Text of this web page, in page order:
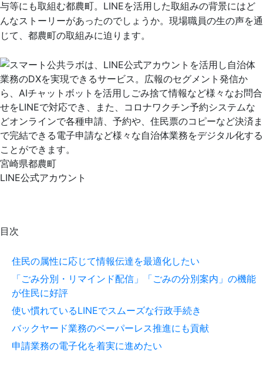
与等にも取組む都農町。LINEを活用した取組みの背景にはど
んなストーリーがあったのでしょうか。現場職員の生の声を通
じて、都農町の取組みに迫ります。
宮崎県都農町
LINE公式アカウント
目次
住民の属性に応じて情報伝達を最適化したい
「ごみ分別・リマインド配信」「ごみの分別案内」の機能
が住民に好評
使い慣れているLINEでスムーズな行政手続き
バックヤード業務のペーパーレス推進にも貢献
申請業務の電子化を着実に進めたい